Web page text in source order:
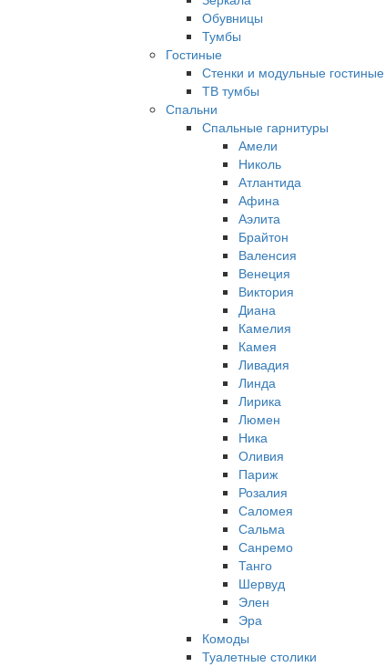
Обувницы
Тумбы
Гостиные
Стенки и модульные гостиные
ТВ тумбы
Спальни
Спальные гарнитуры
Амели
Николь
Атлантида
Афина
Аэлита
Брайтон
Валенсия
Венеция
Виктория
Диана
Камелия
Камея
Ливадия
Линда
Лирика
Люмен
Ника
Оливия
Париж
Розалия
Саломея
Сальма
Санремо
Танго
Шервуд
Элен
Эра
Комоды
Туалетные столики